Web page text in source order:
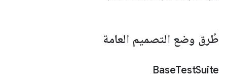
طُرق وضع التصميم العامة
BaseTestSuite